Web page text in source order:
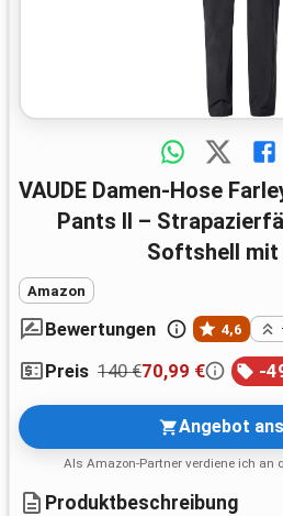
VAUDE Damen-Hose Farley Stretch ZO T-Zip
Pants II –
Softshell mit
Amazon
Bewertungen 4,6
Preis 140 €70,99 € -
Angebot
Als Amazon-Partner verdiene ich an
Produktbeschreibung